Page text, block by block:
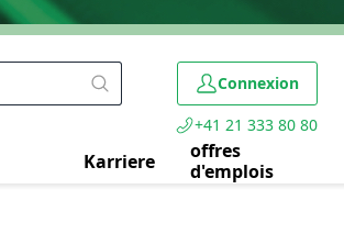
Connexion
+41 21 333 80 80
Karriere
offres
d'emplois